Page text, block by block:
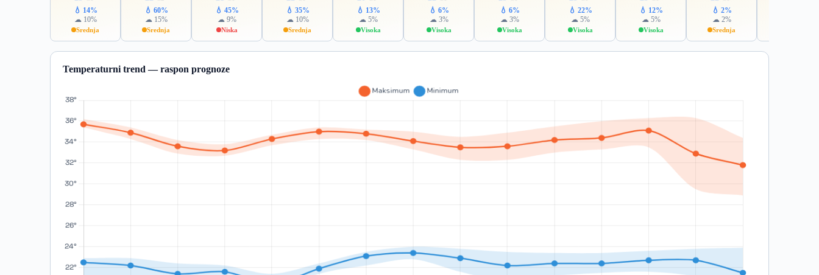
💧 14%
☁ 10%
Srednja
💧 60%
☁ 15%
Srednja
💧 45%
☁ 9%
Niska
💧 35%
☁ 10%
Srednja
💧 13%
☁ 5%
Visoka
💧 6%
☁ 3%
Visoka
💧 6%
☁ 3%
Visoka
💧 22%
☁ 5%
Visoka
💧 12%
☁ 5%
Visoka
💧 2%
☁ 2%
Srednja
Temperaturni trend — raspon prognoze